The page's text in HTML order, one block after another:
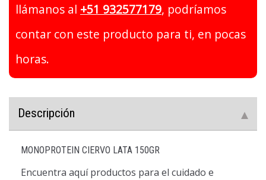
llámanos al +51 932577179, podríamos
contar con este producto para ti, en pocas
horas.
Descripción
MONOPROTEIN CIERVO LATA 150GR
Encuentra aquí productos para el cuidado e